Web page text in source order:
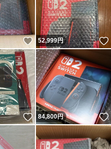
いいね！
52,999円
いいね！
84,800円